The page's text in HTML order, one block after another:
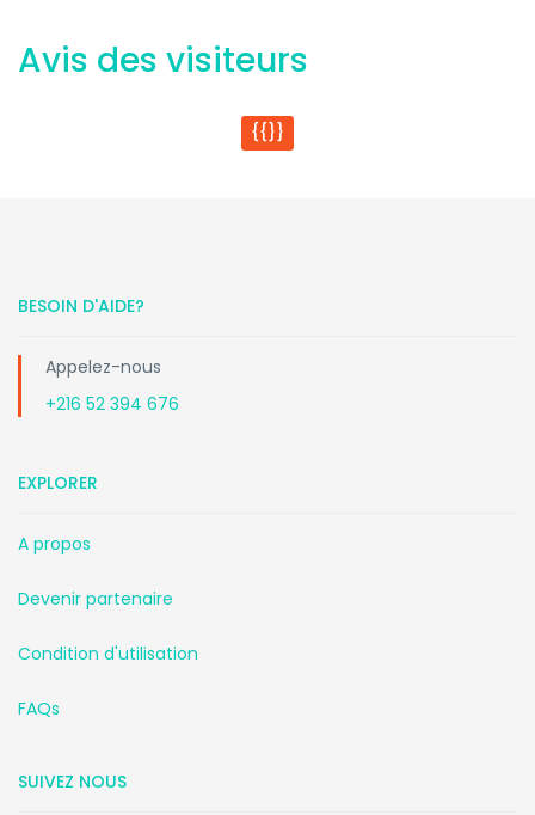
Avis des visiteurs
{{}}
BESOIN D'AIDE?
Appelez-nous
+216 52 394 676
EXPLORER
A propos
Devenir partenaire
Condition d'utilisation
FAQs
SUIVEZ NOUS